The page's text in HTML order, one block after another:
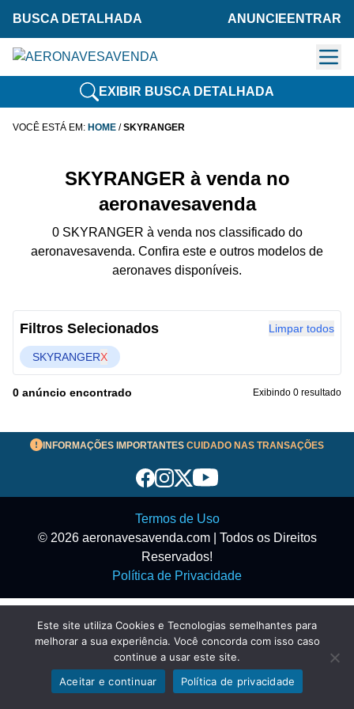
BUSCA DETALHADA ANUNCIE ENTRAR
EXIBIR BUSCA DETALHADA
Exibir filtros
VOCÊ ESTÁ EM: HOME /SKYRANGER
SKYRANGER à venda no
aeronavesavenda
0 SKYRANGER à venda nos classificado do
aeronavesavenda. Confira este e outros modelos de
aeronaves disponíveis.
Filtros Selecionados Limpar todos
SKYRANGERX
0 anúncio encontrado Exibindo 0 resultado
INFORMAÇÕES IMPORTANTES CUIDADO NAS TRANSAÇÕES
Termos de Uso
© 2026 aeronavesavenda.com | Todos os Direitos
Reservados!
Política de Privacidade
Este site utiliza Cookies e Tecnologias semelhantes para
melhorar a sua experiência. Você concorda com isso caso
continue a usar este site.
Aceitar e continuar
Política de privacidade